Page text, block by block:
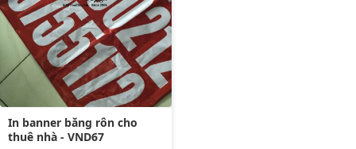
In banner băng rôn cho
thuê nhà - VND67